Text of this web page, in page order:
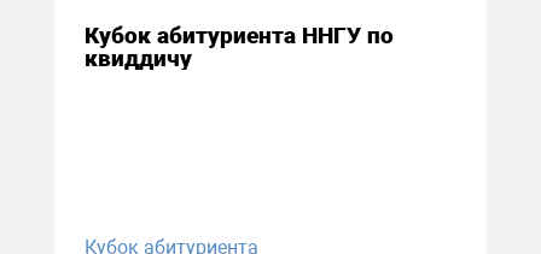
Кубок абитуриента ННГУ по
квиддичу
Кубок абитуриента